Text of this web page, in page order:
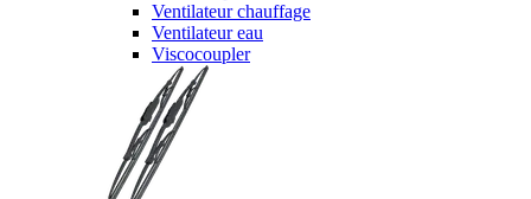
Ventilateur chauffage
Ventilateur eau
Viscocoupler